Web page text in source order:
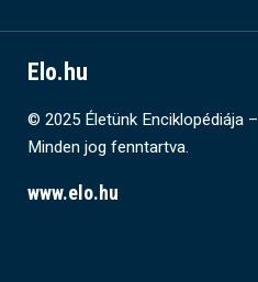
Elo.hu
© 2025 Életünk Enciklopédiája –
Minden jog fenntartva.
www.elo.hu